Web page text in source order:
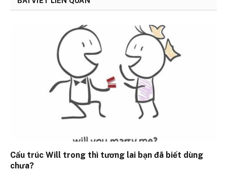
Cấu trúc Will trong thì tương lai bạn đã biết dùng
chưa?